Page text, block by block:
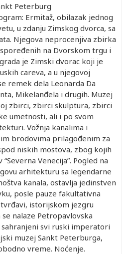
Peterburg
Ermitaž, obilazak jednog
u zdanju Zimskog dvorca, sa
Njegova neprocenjiva zbirka
na Dvorskom trgu i
je Zimski dvorac koji je
careva, a u njegovoj
remek dela Leonarda Da
Mikelanđela i drugih. Muzej
zbirci, zbirci skulptura, zbirci
umetnosti, ali i po svom
Vožnja kanalima i
brodovima prilagođenim za
niskih mostova, zbog kojih
Venecija”. Pogled na
arhitekturu sa legendarne
kanala, ostavlja jedinstven
posle pauze fakultativna
istorijskom jezgru
nalaze Petropavlovska
svi ruski imperatori
muzej Sankt Peterburga,
vreme. Noćenje.